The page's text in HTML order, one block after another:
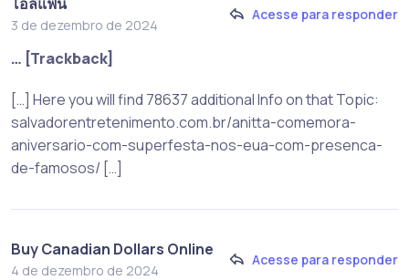
3 de dezembro de 2024
Acesse para responder
… [Trackback]
[…] Here you will find 78637 additional Info on that Topic:
salvadorentretenimento.com.br/anitta-comemora-
aniversario-com-superfesta-nos-eua-com-presenca-
de-famosos/ […]
Buy Canadian Dollars Online
4 de dezembro de 2024
Acesse para responder